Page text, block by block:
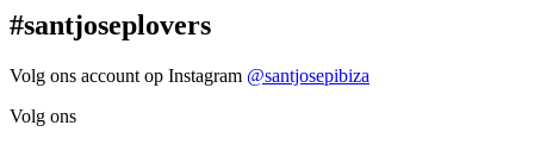
#santjoseplovers
Volg ons account op Instagram @santjosepibiza
Volg ons